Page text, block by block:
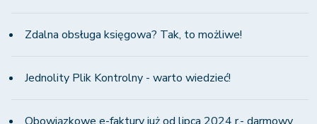
Zdalna obsługa księgowa? Tak, to możliwe!
Jednolity Plik Kontrolny - warto wiedzieć!